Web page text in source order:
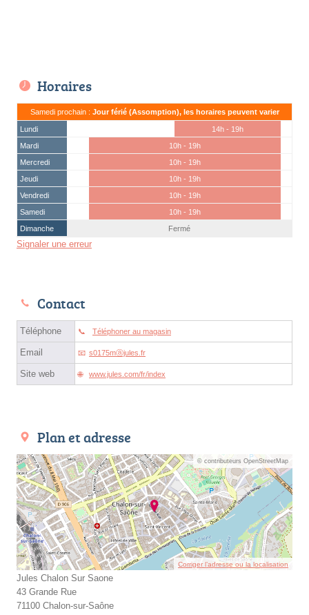
Horaires
Samedi prochain : Jour férié (Assomption), les horaires peuvent varier
Lundi
14h - 19h
Mardi
10h - 19h
Mercredi
10h - 19h
Jeudi
10h - 19h
Vendredi
10h - 19h
Samedi
10h - 19h
Dimanche
Fermé
Signaler une erreur
Contact
Téléphone Téléphoner au magasin
Email s0175mⓐjules.fr
Site web www.jules.com/fr/index
Plan et adresse
© contributeurs OpenStreetMap
Corriger l’adresse ou la localisation
Jules Chalon Sur Saone
43 Grande Rue
71100 Chalon-sur-Saône